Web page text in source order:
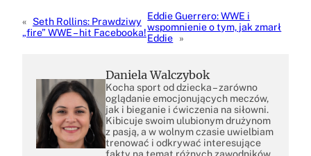
«
Seth Rollins: Prawdziwy
„fire” WWE – hit Facebooka!
Eddie Guerrero: WWE i
wspomnienie o tym, jak zmarł
Eddie
»
Daniela Walczybok
Kocha sport od dziecka – zarówno
oglądanie emocjonujących meczów,
jak i bieganie i ćwiczenia na siłowni.
Kibicuje swoim ulubionym drużynom
z pasją, a w wolnym czasie uwielbiam
trenować i odkrywać interesujące